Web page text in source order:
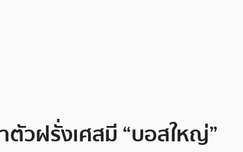
วฝรั่งเศสมี “บอสใหญ่”